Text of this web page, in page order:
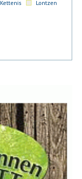
Kettenis
Lontzen